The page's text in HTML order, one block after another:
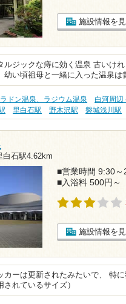
施設情報を
ルジックな痔に効く温泉 古いけ
幼い頃祖母と一緒に入った温泉は
ドン温泉、ラジウム温泉 白河周辺
里白石駅 野木沢駅 磐城浅川駅
白石駅4.62km
■営業時間 9:30～
■入浴料 500円～
施設情報を
ーは更新されたみたいで、 特
されているサイズ）